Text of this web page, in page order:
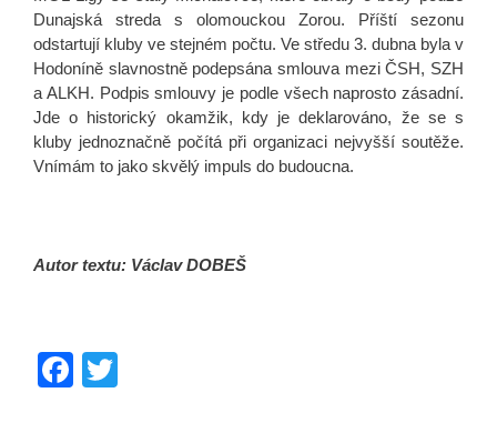
Dunajská streda s olomouckou Zorou. Příští sezonu
odstartují kluby ve stejném počtu. Ve středu 3. dubna byla v
Hodoníně slavnostně podepsána smlouva mezi ČSH, SZH
a ALKH. Podpis smlouvy je podle všech naprosto zásadní.
Jde o historický okamžik, kdy je deklarováno, že se s
kluby jednoznačně počítá při organizaci nejvyšší soutěže.
Vnímám to jako skvělý impuls do budoucna.
Autor textu: Václav DOBEŠ
F